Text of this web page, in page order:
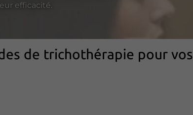
efficacité.
de trichothérapie pour vos